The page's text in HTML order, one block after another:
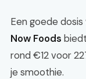
Een goede
Now Foods
rond €12 voor
je smoothie.